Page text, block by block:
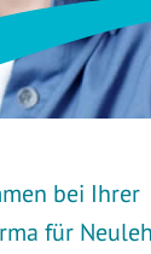
bei Ihrer
für